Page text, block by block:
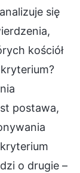
się
kościół
postawa,
o drugie –